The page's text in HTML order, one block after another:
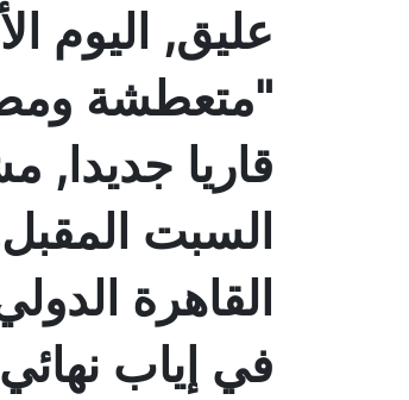
عليق, اليوم
"متعطشة
قاريا جديدا,
السبت
في إياب